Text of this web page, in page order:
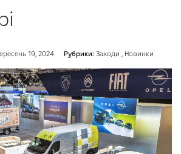
19, 2024 Рубрики: Заходи , Новинки